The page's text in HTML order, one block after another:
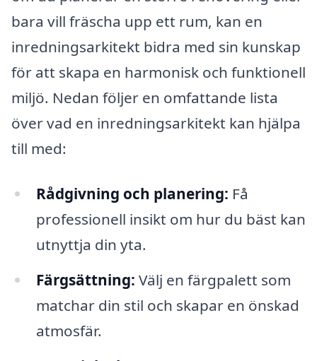
bara vill fräscha upp ett rum, kan en
inredningsarkitekt bidra med sin kunskap
för att skapa en harmonisk och funktionell
miljö. Nedan följer en omfattande lista
över vad en inredningsarkitekt kan hjälpa
till med:
Rådgivning och planering: Få
professionell insikt om hur du bäst kan
utnyttja din yta.
Färgsättning: Välj en färgpalett som
matchar din stil och skapar en önskad
atmosfär.